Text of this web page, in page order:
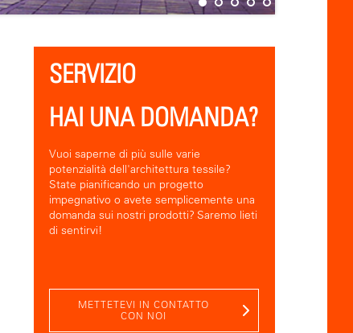
SERVIZIO
HAI UNA DOMANDA?
Vuoi saperne di più sulle varie
potenzialità dell'architettura tessile?
State pianificando un progetto
impegnativo o avete semplicemente una
domanda sui nostri prodotti? Saremo lieti
di sentirvi!
METTETEVI IN CONTATTO
CON NOI